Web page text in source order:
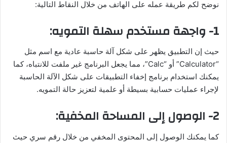
نوضح لكم طريقة عمله على الهاتف من خلال النقاط التالية:
1- واجهة مستخدم سهلة التمويه:
حيث إن التطبيق يظهر على شكل آلة حاسبة عادية مع اسم مثل
“Calculator” أو “Calc”، مما يجعل البرنامج غير ملفت للانتباه، كما
يمكنك استخدام برنامج إخفاء التطبيقات على شكل الآلة الحاسبة
لإجراء عمليات حسابية بسيطة أو علمية لتعزيز حالة التمويه.
2- الوصول إلى المساحة المخفية:
كما يمكنك الوصول إلى المحتوى المخفي من خلال رقم سري حيث